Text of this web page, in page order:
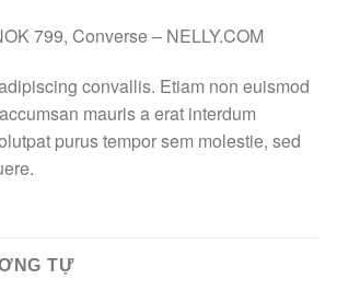
799, Converse – NELLY.COM
convallis. Etiam non euismod
mauris a erat interdum
purus tempor sem molestie, sed
TỰ